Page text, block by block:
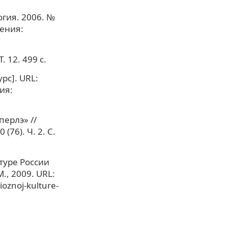
2006. №
12. 499 с.
URL:
//
(76). Ч. 2. С.
России
2009. URL:
kulture-